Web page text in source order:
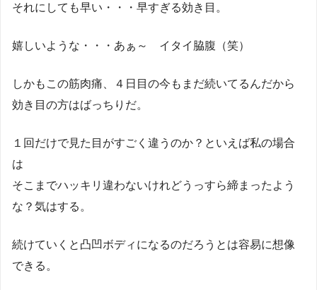
それにしても早い・・・早すぎる効き目。
嬉しいような・・・あぁ～ イタイ脇腹（笑）
しかもこの筋肉痛、４日目の今もまだ続いてるんだから
効き目の方はばっちりだ。
１回だけで見た目がすごく違うのか？といえば私の場合
は
そこまでハッキリ違わないけれどうっすら締まったよう
な？気はする。
続けていくと凸凹ボディになるのだろうとは容易に想像
できる。